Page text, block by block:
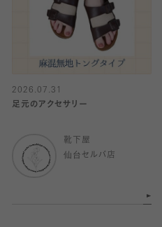
2026.07.31
足元のアクセサリー
靴下屋
仙台セルバ店